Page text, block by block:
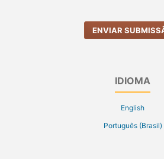
ENVIAR
IDIOMA
English
Português (Brasil)